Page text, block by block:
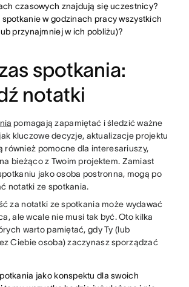
czasowych znajdują się uczestnicy?
w godzinach pracy wszystkich
przynajmniej w ich pobliżu)?
spotkania:
notatki
pomagają zapamiętać i śledzić ważne
kluczowe decyzje, aktualizacje projektu
również pomocne dla interesariuszy,
bieżąco z Twoim projektem. Zamiast
jako osoba postronna, mogą po
notatki ze spotkania.
za notatki ze spotkania może wydawać
ale wcale nie musi tak być. Oto kilka
warto pamiętać, gdy Ty (lub
Ciebie osoba) zaczynasz sporządzać
jako konspektu dla swoich